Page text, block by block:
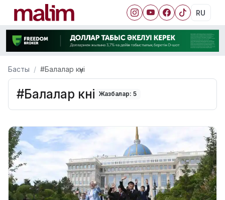
RU
Басты #Балалар күні
#Балалар күні Жазбалар: 5